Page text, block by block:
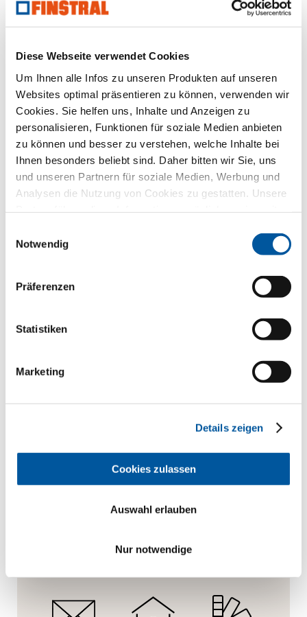
Diese Webseite verwendet Cookies
Um Ihnen alle Infos zu unseren Produkten auf unseren
Websites optimal präsentieren zu können, verwenden wir
Cookies. Sie helfen uns, Inhalte und Anzeigen zu
personalisieren, Funktionen für soziale Medien anbieten
zu können und besser zu verstehen, welche Inhalte bei
Ihnen besonders beliebt sind. Daher bitten wir Sie, uns
und unseren Partnern für soziale Medien, Werbung und
Analysen die Nutzung von Cookies zu gestatten. Unsere
haben oder die sie im Rahmen Ihrer Nutzung der Dienste
Notwendig
Präferenzen
Statistiken
Marketing
Details zeigen
Cookies zulassen
Auswahl erlauben
Nur notwendige
Produktdatenblatt downloaden
CAD-Daten anfragen
FIN-Project Nova-line 78/88
Aluminium-Aluminium
Produktdatenblatt downloaden
Ausschreibungstext anfragen
Produktmuster anfragen
CAD-Daten anfragen
Ihnen gefällt dieses Projekt?
Anfragen. Beratung. Material.